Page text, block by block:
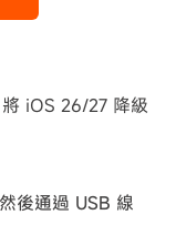
iOS 26/27 降級
後通過 USB 線